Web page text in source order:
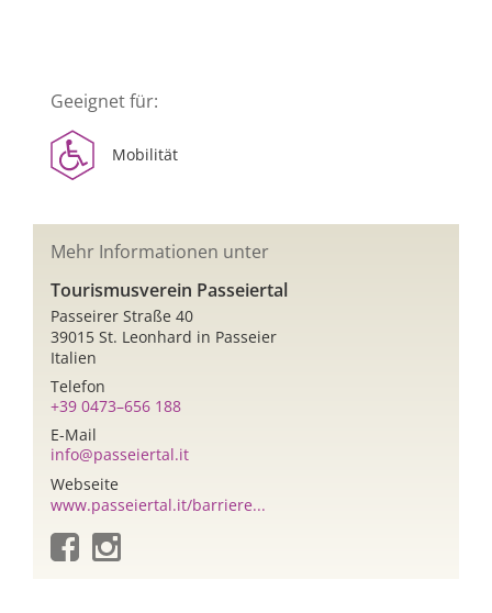
Geeignet für:
Mobilität
Mehr Informationen unter
Tourismusverein Passeiertal
Passeirer Straße 40
39015 St. Leonhard in Passeier
Italien
Telefon
+39 0473–656 188
E-Mail
info@passeiertal.it
Webseite
www.passeiertal.it/barriere...